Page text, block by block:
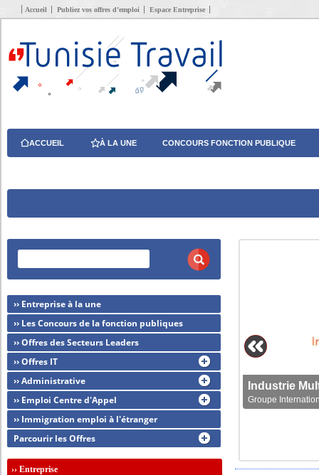
Accueil Publiez vos offres d’emploi Espace Entreprise
ACCUEIL À LA UNE CONCOURS FONCTION PUBLIQUE
Groupe
›› Entreprise à la une
›› Les Concours de la fonction publiques
›› Offres des Secteurs Leaders
›› Offres IT
›› Administrative
›› Emploi Centre d'Appel
›› Immigration emploi à l'étranger
Parcourir les Offres
››Entreprise